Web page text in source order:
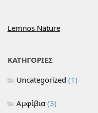
Lemnos Nature
ΚΑΤΗΓΟΡΙΕΣ
Uncategorized (1)
Αμφίβια (3)